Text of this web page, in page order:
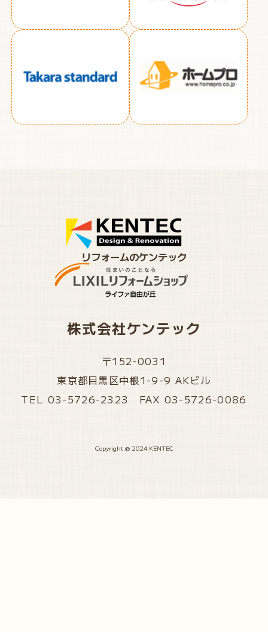
リフォームのケンテック
株式会社ケンテック
〒152-0031
東京都目黒区中根1-9-9 AKビル
TEL 03-5726-2323 FAX 03-5726-0086
Copyright @ 2024 KENTEC